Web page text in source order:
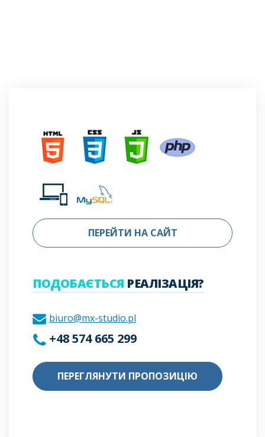
ПЕРЕЙТИ НА САЙТ
ПОДОБАЄТЬСЯ РЕАЛІЗАЦІЯ?
biuro@mx-studio.pl
+48 574 665 299
ПЕРЕГЛЯНУТИ ПРОПОЗИЦІЮ